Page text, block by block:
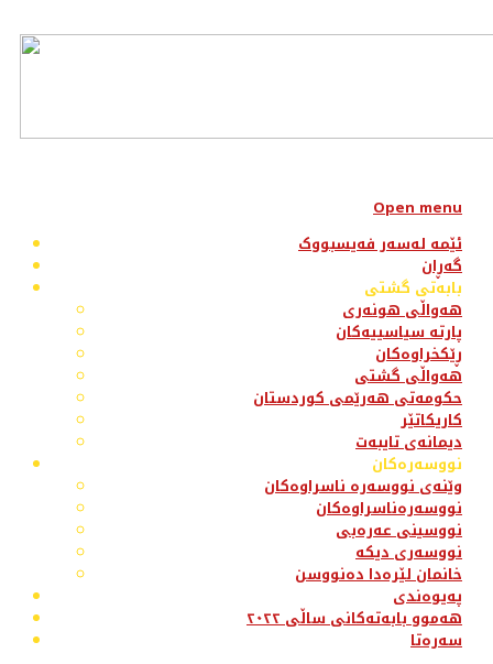
Open menu
ئێمە لەسەر فەیسبووک
گەڕان
بابەتی گشتی
هەواڵی هونەری
پارتە سیاسییەکان
ڕێکخراوەکان
هەواڵی گشتی
حکومەتی هەرێمی کوردستان
کاریکاتێر
دیمانەی تایبەت
نووسەرەکان
وێنەی نووسەرە ناسراوەکان
نووسەرەناسراوەکان
نووسینی عەرەبی
نووسەری دیکە
خانمان لێرەدا دەنووسن
پەیوەندی
هەموو بابەتەکانی ساڵی ٢٠٢٢
سەرەتا